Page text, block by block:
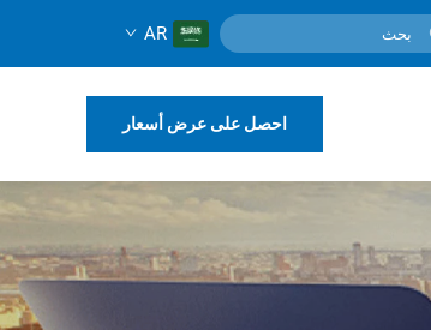
AR
احصل على عرض أسعار